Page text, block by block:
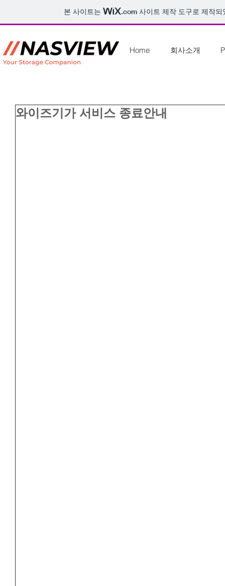
본 사이트는 .com 사이트 제작 도구로 제작
Home 회사소개
와이즈기가 서비스 종료안내